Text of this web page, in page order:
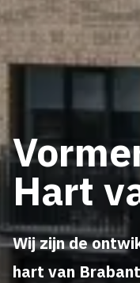
Hart
Wij zijn de
hart van